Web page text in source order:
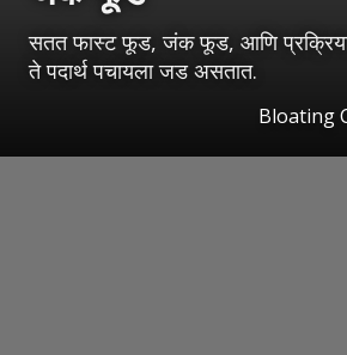
सतत फास्ट फूड, जंक फूड, आणि
ते पदार्थ पचायला जड असतात.
Bloating